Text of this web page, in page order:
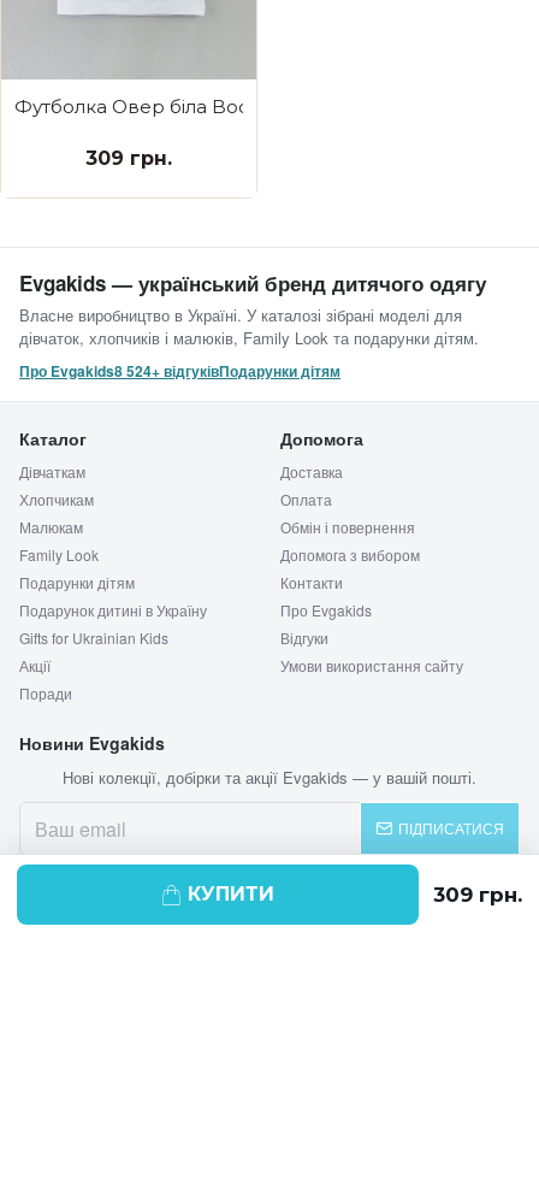
КУПИТИ
Футболка Овер біла Boo Cats
309 грн.
Evgakids — український бренд дитячого одягу
Власне виробництво в Україні. У каталозі зібрані моделі для
дівчаток, хлопчиків і малюків, Family Look та подарунки дітям.
Про Evgakids8 524+ відгуківПодарунки дітям
Каталог
Дівчаткам
Хлопчикам
Малюкам
Family Look
Подарунки дітям
Подарунок дитині в Україну
Gifts for Ukrainian Kids
Акції
Поради
Допомога
Доставка
Оплата
Обмін і повернення
Допомога з вибором
Контакти
Про Evgakids
Відгуки
Умови використання сайту
Новини Evgakids
Нові колекції, добірки та акції Evgakids — у вашій пошті.
ПІДПИСАТИСЯ